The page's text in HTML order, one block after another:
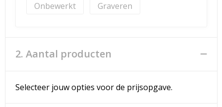
Onbewerkt
Graveren
2. Aantal producten
Selecteer jouw opties voor de prijsopgave.